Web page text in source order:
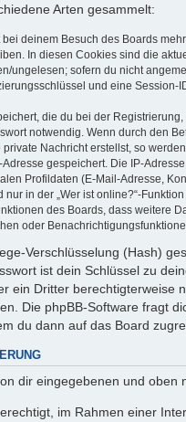
Arten gesammelt:
deinem Besuch des Boards
In diesen Cookies sind die
ungelesen; sofern du nicht
und eine
die du bei der
notwendig. Wenn durch den
Nachricht erstellst, so
gespeichert. Die IP-
Profildaten (E-Mail-Adresse,
in der „Wer ist online?“-
des Boards, dass weitere
oder
Verschlüsselung (Hash)
ist dein Schlüssel zu
ein Dritter berechtigterweise
Die phpBB-Software fragt
du dann auf das Board
dir eingegebenen und
im Rahmen einer